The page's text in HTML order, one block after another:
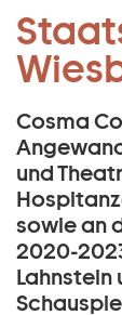
Zum
Zum
Cosma
und
sowie an
2020-
Lahnstein